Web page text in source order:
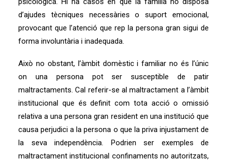
d’ajudes tècniques necessàries o suport emocional,
provocant que l’atenció que rep la persona gran sigui de
forma involuntària i inadequada.
Això no obstant, l’àmbit domèstic i familiar no és l’únic
on una persona pot ser susceptible de patir
maltractaments. Cal referir-se al maltractament a l’àmbit
institucional que és definit com tota acció o omissió
relativa a una persona gran resident en una institució que
causa perjudici a la persona o que la priva injustament de
la seva independència. Podrien ser exemples de
maltractament institucional confinaments no autoritzats,